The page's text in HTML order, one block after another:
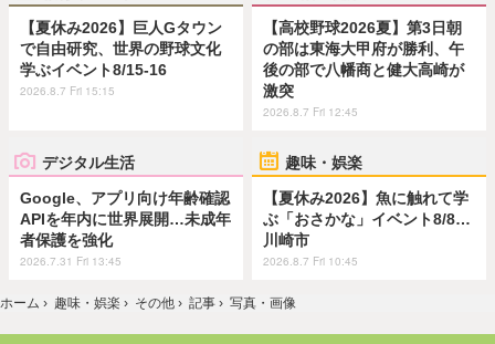
【夏休み2026】巨人Gタウン
で自由研究、世界の野球文化
学ぶイベント8/15-16
2026.8.7 Fri 15:15
【高校野球2026夏】第3日朝
の部は東海大甲府が勝利、午
後の部で八幡商と健大高崎が
激突
2026.8.7 Fri 12:45
デジタル生活
Google、アプリ向け年齢確認
APIを年内に世界展開…未成年
者保護を強化
2026.7.31 Fri 13:45
趣味・娯楽
【夏休み2026】魚に触れて学
ぶ「おさかな」イベント8/8…
川崎市
2026.8.7 Fri 10:45
ホーム › 趣味・娯楽 › その他 › 記事 › 写真・画像